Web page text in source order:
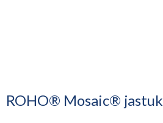
ROHO® Mosaic® jastuk